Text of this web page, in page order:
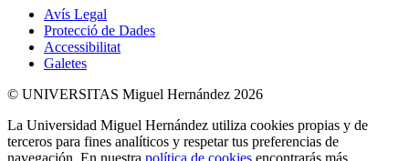
Avís Legal
Protecció de Dades
Accessibilitat
Galetes
© UNIVERSITAS Miguel Hernández 2026
La Universidad Miguel Hernández utiliza cookies propias y de
terceros para fines analíticos y respetar tus preferencias de
navegación. En nuestra política de cookies encontrarás más